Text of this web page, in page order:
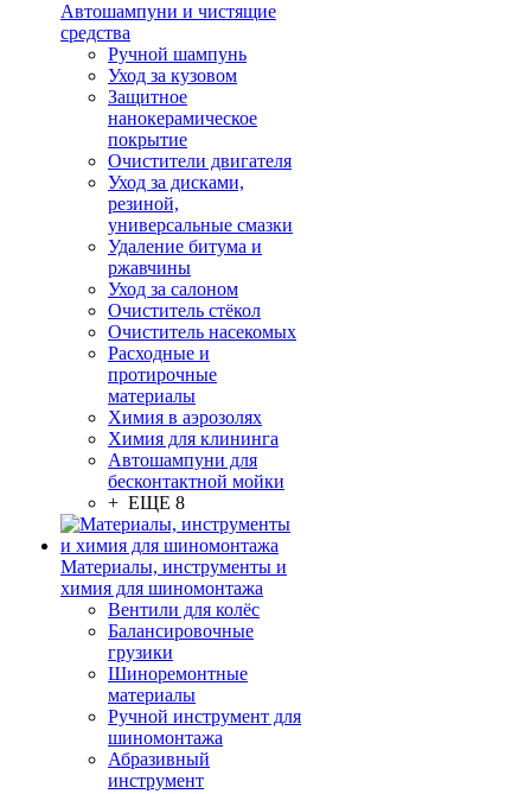
Автошампуни и чистящие
средства
Ручной шампунь
Уход за кузовом
Защитное
нанокерамическое
покрытие
Очистители двигателя
Уход за дисками,
резиной,
универсальные смазки
Удаление битума и
ржавчины
Уход за салоном
Очиститель стёкол
Очиститель насекомых
Расходные и
протирочные
материалы
Химия в аэрозолях
Химия для клининга
Автошампуни для
бесконтактной мойки
+ ЕЩЕ 8
Материалы, инструменты и
химия для шиномонтажа
Вентили для колёс
Балансировочные
грузики
Шиноремонтные
материалы
Ручной инструмент для
шиномонтажа
Абразивный
инструмент